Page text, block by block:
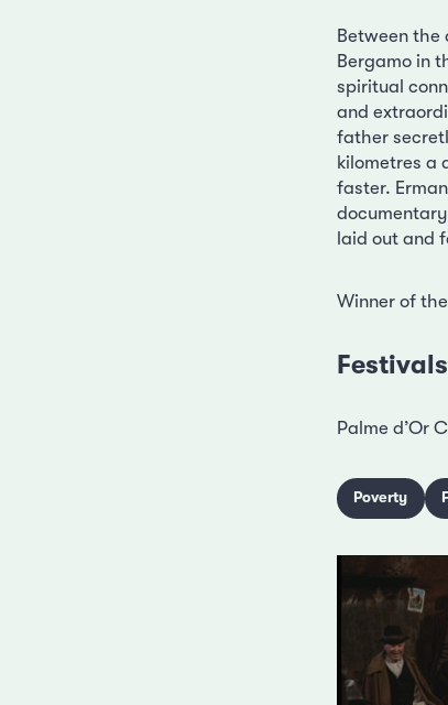
Between the
Bergamo in
spiritual
and
father
kilometres a
faster.
laid out and
Winner of
Palme d’Or
Poverty